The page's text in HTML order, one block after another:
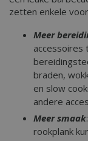
zetten enkele
Meer
accessoires
braden,
en slow
andere
Meer smaak
rookplank